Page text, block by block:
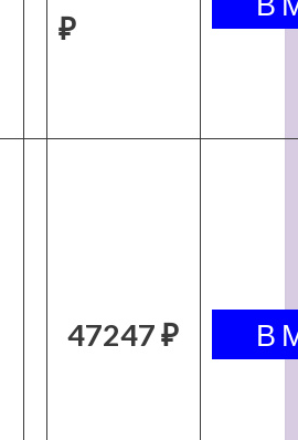
₽
47247 ₽